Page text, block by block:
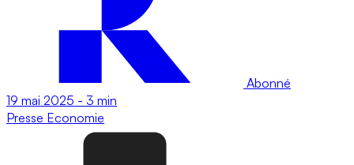
Abonné
19 mai 2025 - 3 min
Presse Economie